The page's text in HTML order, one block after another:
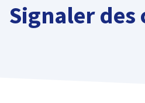
Signaler des